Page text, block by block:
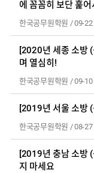
에 꼼꼼히 보단 훑어
한국공무원학원 /09-22
[2020년 세종 소방
며 열심히!
한국공무원학원 /09-10
[2019년 서울 소방
한국공무원학원 /08-27
[2019년 충남 소방
지 마세요